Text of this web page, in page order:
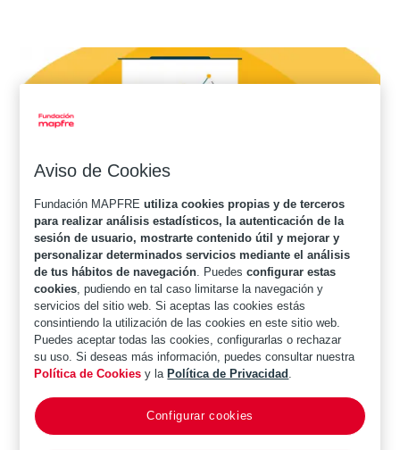
Inicio > ¿Quiénes somos?
Capitalización, Euribor, plan de pensiones, tipos de
interés, estos son algunos de los conceptos
financieros que oímos a diario y que muchas veces no
entendemos.En este entorno, la Educación
Financiera se ha vuelto una necesidad para una
sociedad en la que las finanzas están presentes
en todos los ámbitos.
Aviso de Cookies
Fundación MAPFREutiliza cookies propias y de terceros
para realizar análisis estadísticos, la autenticación de la
sesión de usuario, mostrarte contenido útil y mejorar y
personalizar determinados servicios mediante el análisis
de tus hábitos de navegación . Puedesconfigurar estas
cookies , pudiendo en tal caso limitarse la navegación y
servicios del sitio web. Si aceptas las cookies estás
consintiendo la utilización de las cookies en este sitio web.
Puedes aceptar todas las cookies, configurarlas o rechazar
su uso. Si deseas más información, puedes consultar nuestra
Política de Cookies y laPolítica de Privacidad
Configurar cookies